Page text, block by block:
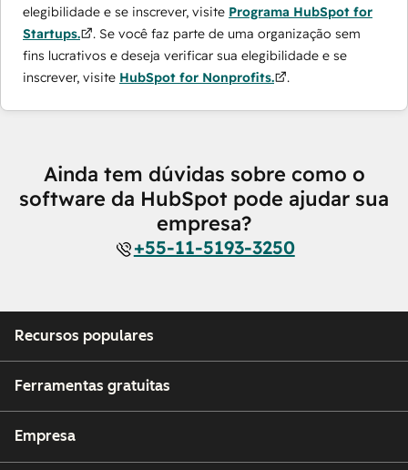
elegibilidade e se inscrever, visite Programa HubSpot for
Startups.
. Se você faz parte de uma organização sem
fins lucrativos e deseja verificar sua elegibilidade e se
inscrever, visite HubSpot for Nonprofits. .
Ainda tem dúvidas sobre como o
software da HubSpot pode ajudar sua
empresa?
+55-11-5193-3250
Recursos populares
Ferramentas gratuitas
Empresa